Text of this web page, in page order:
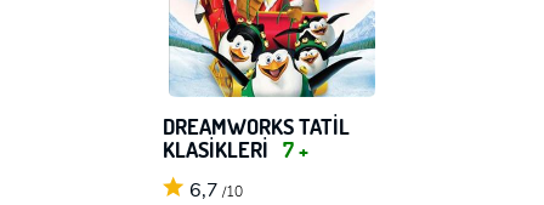
DREAMWORKS TATİL
KLASİKLERİ 7 +
6,7 /10